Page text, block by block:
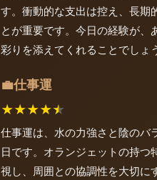
す。衝動的な支出は控え、長期
とが重要です。今日の経験が、
彩りを添えてくれることでしょ
💼仕事運
★★★★★
仕事運は、水の力強さと陰のバ
日です。オランジェットの持つ
視し、周囲との協調性を大切に